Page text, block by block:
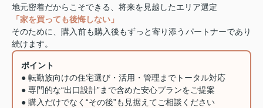
地元密着だからこそできる、将来を見越したエリア選定
「家を買っても後悔しない」
そのために、購入前も購入後もずっと寄り添うパートナーであり
続けます。
ポイント
● 転勤族向けの住宅選び・活用・管理までトータル対応
● 専門的な“出口設計”まで含めた安心プランをご提案
● 購入だけでなく“その後”も見据えてご相談ください